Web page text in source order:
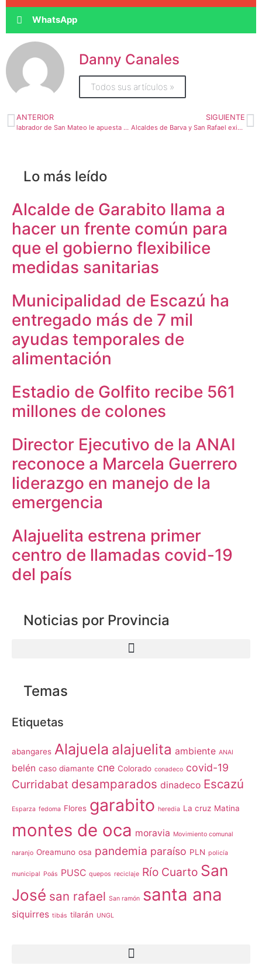
WhatsApp
Danny Canales
Todos sus artículos »
ANTERIOR
labrador de San Mateo le apuesta a la energía solar para ahorrar recursos y proteger el ambiente
SIGUIENTE
Alcaldes de Barva y San Rafael exigen a autoridades de salud que les cambien de alerta
Lo más leído
Alcalde de Garabito llama a
hacer un frente común para
que el gobierno flexibilice
medidas sanitarias
Municipalidad de Escazú ha
entregado más de 7 mil
ayudas temporales de
alimentación
Estadio de Golfito recibe 561
millones de colones
Director Ejecutivo de la ANAI
reconoce a Marcela Guerrero
liderazgo en manejo de la
emergencia
Alajuelita estrena primer
centro de llamadas covid-19
del país
Noticias por Provincia
Temas
Etiquetas
abangares Alajuela alajuelita ambiente ANAI
belén caso diamante cne Colorado conadeco covid-19
Curridabat desamparados dinadeco Escazú
Esparza fedoma Flores garabito heredia La cruz Matina
montes de oca moravia Movimiento comunal
naranjo Oreamuno osa pandemia paraíso PLN policía
municipal Poás PUSC quepos reciclaje Río Cuarto San
José san rafael San ramón santa ana
siquirres tibás tilarán UNGL